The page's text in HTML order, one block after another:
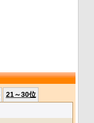
21～30位